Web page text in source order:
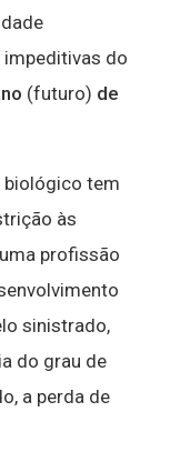
do
(futuro) de
biológico tem
às
profissão
sinistrado,
do grau de
a perda de